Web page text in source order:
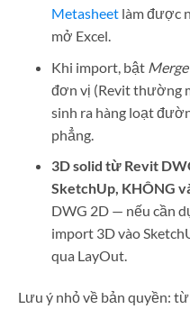
Metasheetlàm được
mở Excel.
Khi import, bật
đơn vị (Revit thường
sinh ra hàng loạt
phẳng.
3D solid từ Revit
SketchUp, KHÔNG
DWG 2D — nếu cần
import 3D vào
qua LayOut.
Lưu ý nhỏ về bản quyền: